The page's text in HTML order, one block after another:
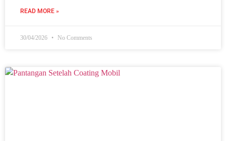
READ MORE »
30/04/2026 No Comments